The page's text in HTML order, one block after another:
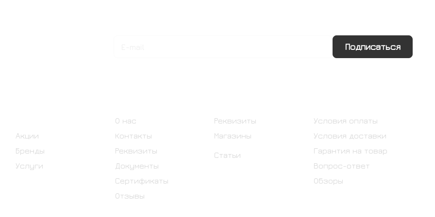
Подписаться
Акции
Бренды
Услуги
О нас
Контакты
Реквизиты
Документы
Сертификаты
Отзывы
Реквизиты
Магазины
Статьи
Условия оплаты
Условия доставки
Гарантия на товар
Вопрос-ответ
Обзоры